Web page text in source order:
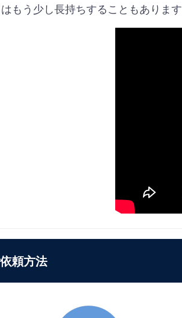
もう少し長持ちすることもあります
頼方法